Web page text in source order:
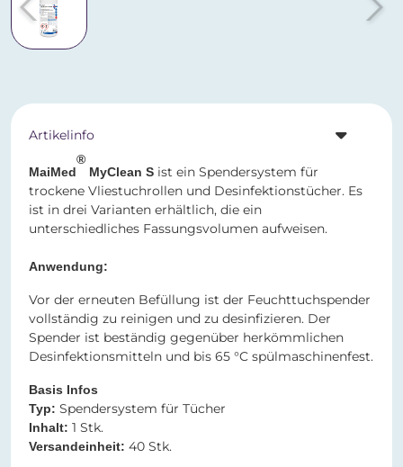
Artikelinfo
MaiMed
®
MyClean S ist ein Spendersystem für
trockene Vliestuchrollen und Desinfektionstücher. Es
ist in drei Varianten erhältlich, die ein
unterschiedliches Fassungsvolumen aufweisen.
Anwendung:
Vor der erneuten Befüllung ist der Feuchttuchspender
vollständig zu reinigen und zu desinfizieren. Der
Spender ist beständig gegenüber herkömmlichen
Desinfektionsmitteln und bis 65 °C spülmaschinenfest.
Basis Infos
Typ: Spendersystem für Tücher
Inhalt: 1 Stk.
Versandeinheit: 40 Stk.